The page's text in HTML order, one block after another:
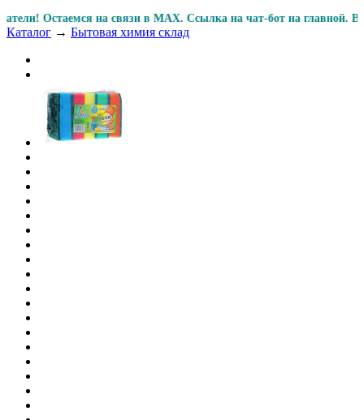
Остаемся на связи в MAX. Ссылка на чат-бот на
Каталог → Бытовая химия склад